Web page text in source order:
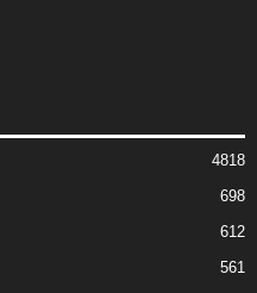
4818
698
612
561